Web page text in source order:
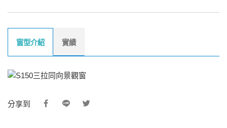
窗型介紹 實績
分享到